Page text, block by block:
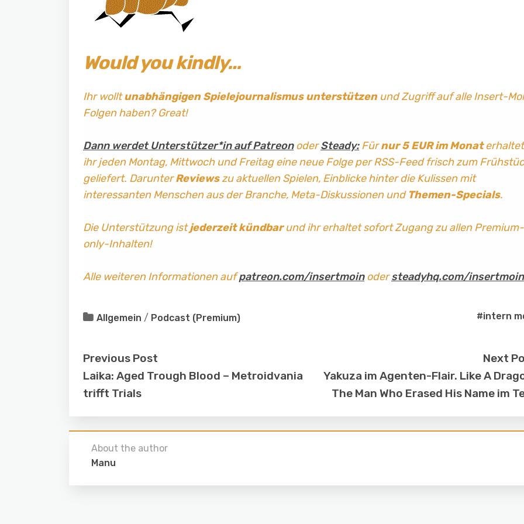
Would you kindly…
Ihr wolltunabhängigen Spielejournalismus unterstützenund Zugriff auf alle Insert-
Folgen haben? Great!
Dann werdet Unterstützer*in auf PatreonoderSteady:Fürnur 5 EUR im Monaterhaltet
ihr jeden Montag, Mittwoch und Freitag eine neue Folge per RSS-Feed frisch zum
geliefert. DarunterReviewszu aktuellen Spielen, Einblicke hinter die Kulissen mit
interessanten Menschen aus der Branche, Meta-Diskussionen und Themen-Specials.
Die Unterstützung istjederzeit kündbarund ihr erhaltet sofort Zugang zu allen Premium-
only-Inhalten!
Alle weiteren Informationen aufpatreon.com/insertmoinodersteadyhq.com/insertmoin
Allgemein / Podcast (Premium) #intern
Previous Post
Laika: Aged Trough Blood – Metroidvania
trifft Trials
Next
Yakuza im Agenten-Flair. Like A
The Man Who Erased His Name im
About the author
Manu